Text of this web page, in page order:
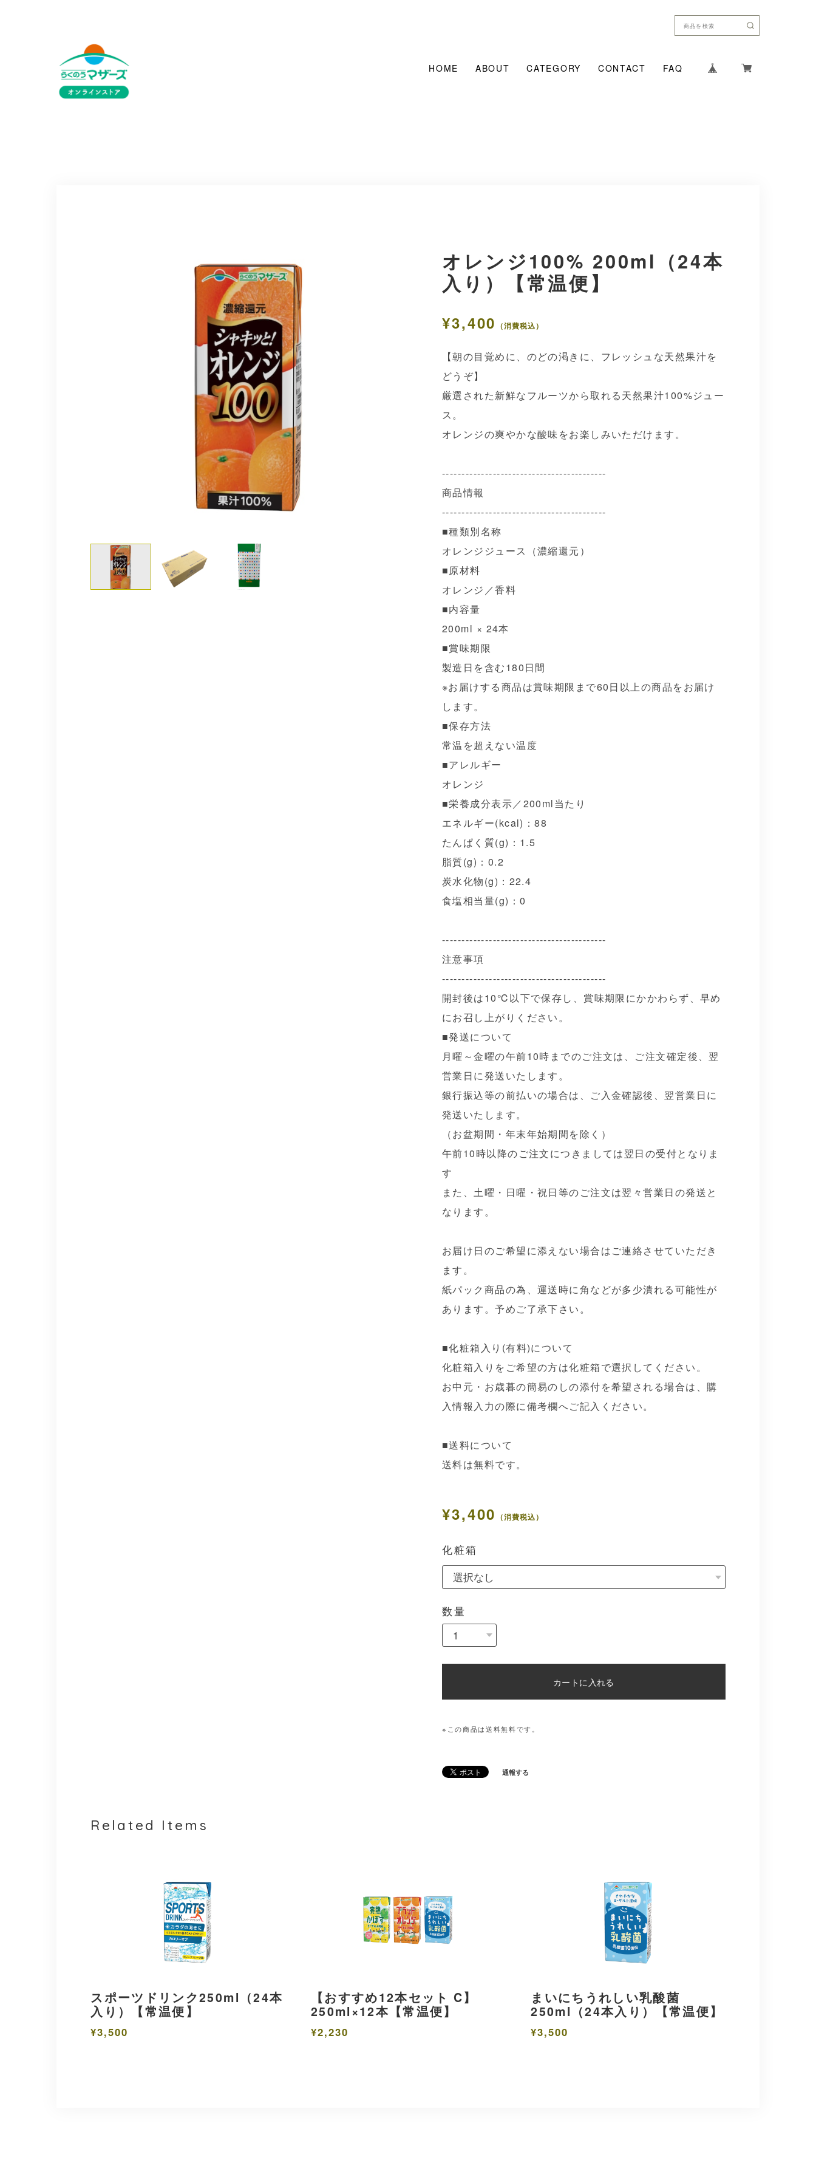
HOME ABOUT CATEGORY CONTACT FAQ
オレンジ100% 200ml（24本
入り）【常温便】
¥3,400 （消費税込）
【朝の目覚めに、のどの渇きに、フレッシュな天然果汁を
どうぞ】
厳選された新鮮なフルーツから取れる天然果汁100%ジュー
ス。
オレンジの爽やかな酸味をお楽しみいただけます。
------------------------------------------
商品情報
------------------------------------------
■種類別名称
オレンジジュース（濃縮還元）
■原材料
オレンジ／香料
■内容量
200ml × 24本
■賞味期限
製造日を含む180日間
※お届けする商品は賞味期限まで60日以上の商品をお届け
します。
■保存方法
常温を超えない温度
■アレルギー
オレンジ
■栄養成分表示／200ml当たり
エネルギー(kcal)：88
たんぱく質(g)：1.5
脂質(g)：0.2
炭水化物(g)：22.4
食塩相当量(g)：0
------------------------------------------
注意事項
------------------------------------------
開封後は10℃以下で保存し、賞味期限にかかわらず、早め
にお召し上がりください。
■発送について
月曜～金曜の午前10時までのご注文は、ご注文確定後、翌
営業日に発送いたします。
銀行振込等の前払いの場合は、ご入金確認後、翌営業日に
発送いたします。
（お盆期間・年末年始期間を除く）
午前10時以降のご注文につきましては翌日の受付となりま
す
また、土曜・日曜・祝日等のご注文は翌々営業日の発送と
なります。
お届け日のご希望に添えない場合はご連絡させていただき
ます。
紙パック商品の為、運送時に角などが多少潰れる可能性が
あります。予めご了承下さい。
■化粧箱入り(有料)について
化粧箱入りをご希望の方は化粧箱で選択してください。
お中元・お歳暮の簡易のしの添付を希望される場合は、購
入情報入力の際に備考欄へご記入ください。
■送料について
送料は無料です。
¥3,400 （消費税込）
化粧箱
数量
カートに入れる
※この商品は送料無料です。
通報する
Related Items
スポーツドリンク250ml（24本
入り）【常温便】
¥3,500
【おすすめ12本セット C】
250ml×12本【常温便】
¥2,230
まいにちうれしい乳酸菌
250ml（24本入り）【常温便】
¥3,500